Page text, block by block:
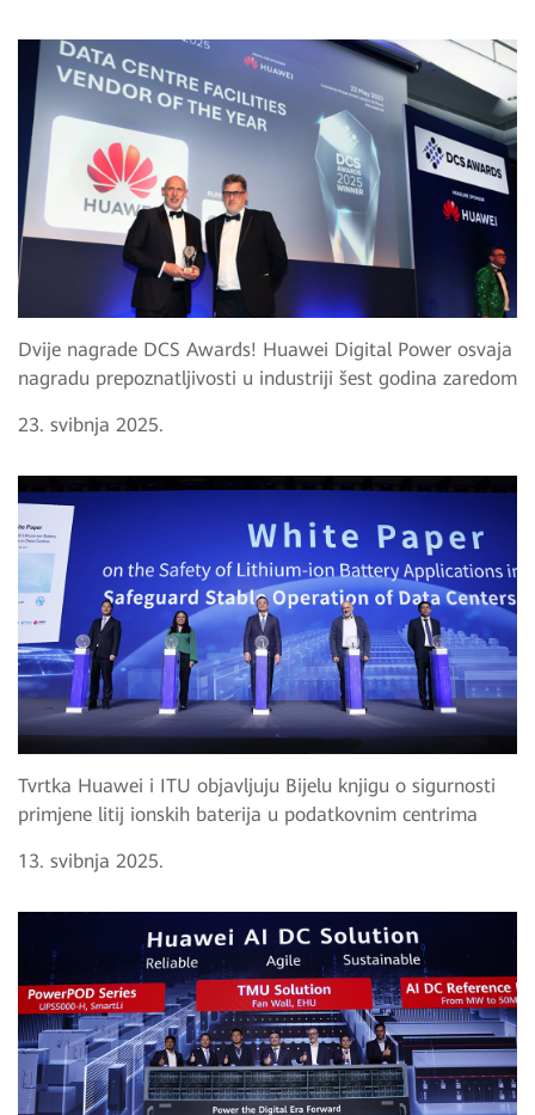
Dvije nagrade DCS Awards! Huawei Digital Power osvaja
nagradu prepoznatljivosti u industriji šest godina zaredom
23. svibnja 2025.
Tvrtka Huawei i ITU objavljuju Bijelu knjigu o sigurnosti
primjene litij ionskih baterija u podatkovnim centrima
13. svibnja 2025.